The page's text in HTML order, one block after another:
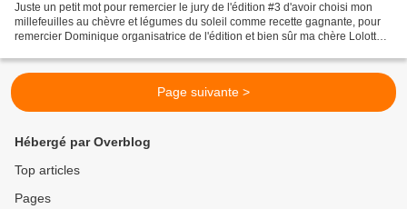
Juste un petit mot pour remercier le jury de l'édition #3 d'avoir choisi mon
millefeuilles au chèvre et légumes du soleil comme recette gagnante, pour
remercier Dominique organisatrice de l'édition et bien sûr ma chère Lolotte ,
Page suivante >
Hébergé par Overblog
Top articles
Pages